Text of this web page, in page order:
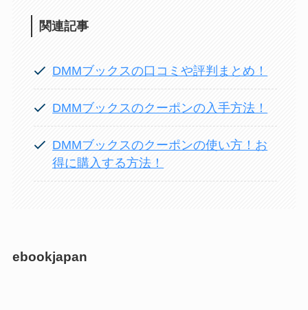
関連記事
DMMブックスの口コミや評判まとめ！
DMMブックスのクーポンの入手方法！
DMMブックスのクーポンの使い方！お
得に購入する方法！
ebookjapan